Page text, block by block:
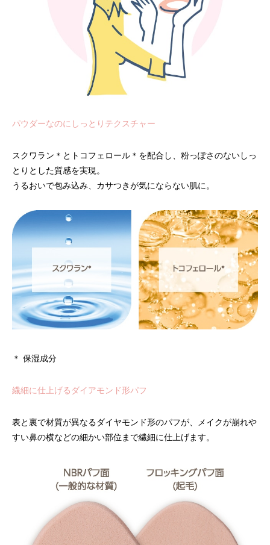
パウダーなのにしっとりテクスチャー
スクワラン ＊ とトコフェロール ＊ を配合し、粉っぽさのないしっ
とりとした質感を実現。
うるおいで包み込み、カサつきが気にならない肌に。
＊ 保湿成分
繊細に仕上げるダイアモンド形パフ
表と裏で材質が異なるダイヤモンド形のパフが、メイクが崩れや
すい鼻の横などの細かい部位まで繊細に仕上げます。